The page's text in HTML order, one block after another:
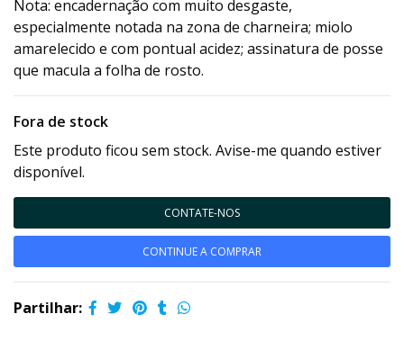
Nota: encadernação com muito desgaste,
especialmente notada na zona de charneira; miolo
amarelecido e com pontual acidez; assinatura de posse
que macula a folha de rosto.
Fora de stock
Este produto ficou sem stock. Avise-me quando estiver
disponível.
CONTATE-NOS
CONTINUE A COMPRAR
Partilhar: